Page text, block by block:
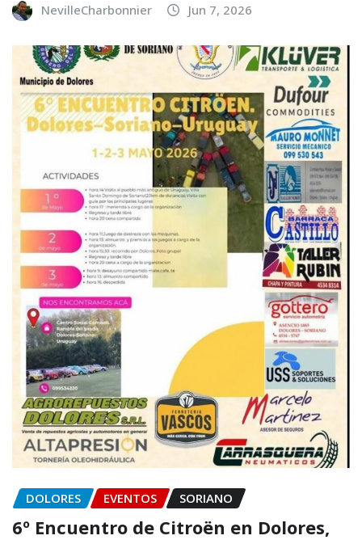
NevilleCharbonnier Jun 7, 2026
DOLORES EVENTOS SORIANO
6º Encuentro de Citroën en Dolores,